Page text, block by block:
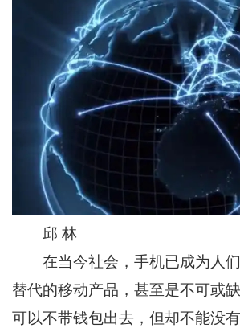
邱 林
在当今社会，手机已成为人们
替代的移动产品，甚至是不可或
可以不带钱包出去，但却不能没